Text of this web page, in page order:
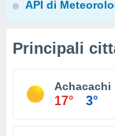
API di
Principali
Achacachi
17° 3°